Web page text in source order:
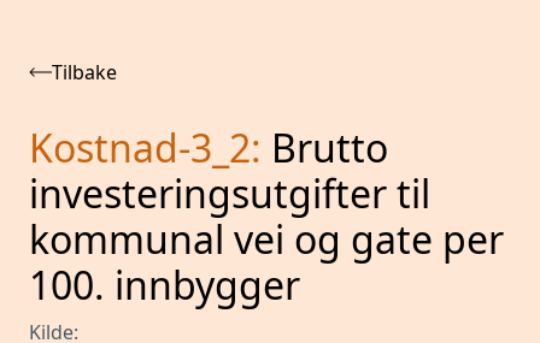
Tilbake
Kostnad-3_2: Brutto
investeringsutgifter til
kommunal vei og gate per
100. innbygger
Kilde: